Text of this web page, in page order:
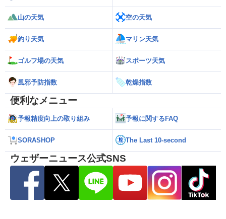
山の天気 空の天気
釣り天気 マリン天気
ゴルフ場の天気 スポーツ天気
風邪予防指数 乾燥指数
便利なメニュー
予報精度向上の取り組み 予報に関するFAQ
SORASHOP The Last 10-second
ウェザーニュース公式SNS